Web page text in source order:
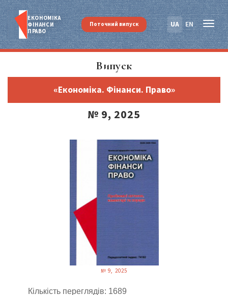
ЕКОНОМІКА
ФІНАНСИ
ПРАВО
UA EN
Поточний випуск
Випуск
«Економіка. Фінанси. Право»
№ 9, 2025
№ 9, 2025
Кількість переглядів: 1689